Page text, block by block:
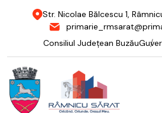
Str. Nicolae Bălcescu 1,
Consiliul Județean Buzău